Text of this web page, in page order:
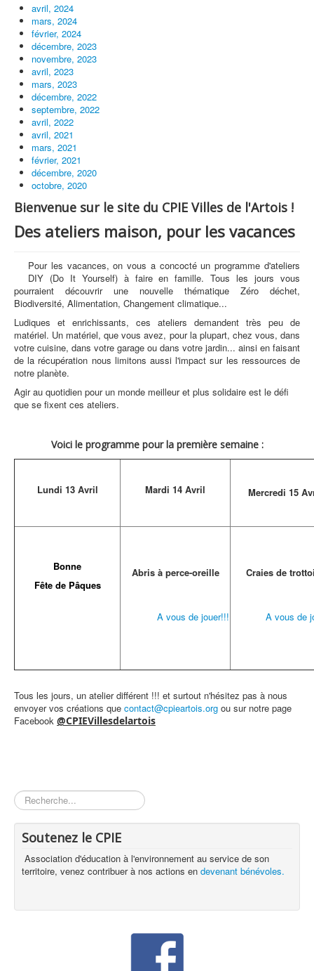
avril, 2024
mars, 2024
février, 2024
décembre, 2023
novembre, 2023
avril, 2023
mars, 2023
décembre, 2022
septembre, 2022
avril, 2022
avril, 2021
mars, 2021
février, 2021
décembre, 2020
octobre, 2020
Bienvenue sur le site du CPIE Villes de l'Artois !
Des ateliers maison, pour les vacances
Pour les vacances, on vous a concocté un programme d'ateliers
DIY (Do It Yourself) à faire en famille. Tous les jours vous
pourraient découvrir une nouvelle thématique Zéro déchet,
Biodiversité, Alimentation, Changement climatique...
Ludiques et enrichissants, ces ateliers demandent très peu de
matériel. Un matériel, que vous avez, pour la plupart, chez vous, dans
votre cuisine, dans votre garage ou dans votre jardin... ainsi en faisant
de la récupération nous limitons aussi l'impact sur les ressources de
notre planète.
Agir au quotidien pour un monde meilleur et plus solidaire est le défi
que se fixent ces ateliers.
Voici le programme pour la première semaine :
Lundi 13 Avril Mardi 14 Avril Mercredi 15
Bonne
Fête de Pâques
Abris à perce-oreille
A vous de jouer!!!
Craies de
A vous de
Tous les jours, un atelier différent !!! et surtout n'hésitez pas à nous
envoyer vos créations que contact@cpieartois.org ou sur notre page
Facebook @CPIEVillesdelartois
Rechercher
Soutenez le CPIE
Association d'éducation à l'environnement au service de son
territoire, venez contribuer à nos actions en devenant bénévoles.